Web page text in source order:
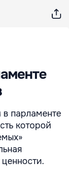
парламенте
которой